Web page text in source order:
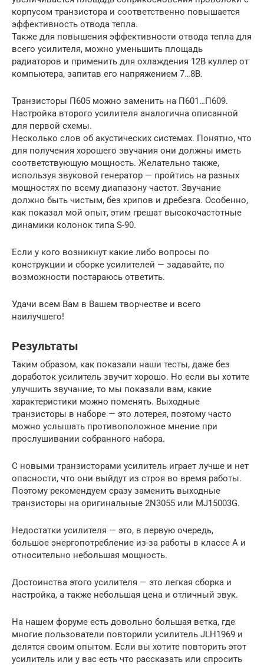
корпусом транзистора и соответственно повышается
эффективность отвода тепла.
Также для повышения эффективности отвода тепла для
всего усилителя, можно уменьшить площадь
радиаторов и применить для охлаждения 12В куллер от
компьютера, запитав его напряжением 7…8В.
Транзисторы П605 можно заменить на П601…П609.
Настройка второго усилителя аналогична описанной
для первой схемы.
Несколько слов об акустических системах. Понятно, что
для получения хорошего звучания они должны иметь
соответствующую мощность. Желательно также,
используя звуковой генератор — пройтись на разных
мощностях по всему диапазону частот. Звучание
должно быть чистым, без хрипов и дребезга. Особенно,
как показал мой опыт, этим грешат высокочастотные
динамики колонок типа S-90.
Если у кого возникнут какие либо вопросы по
конструкции и сборке усилителей — задавайте, по
возможности постараюсь ответить.
Удачи всем Вам в Вашем творчестве и всего
наилучшего!
Результаты
Таким образом, как показали наши тесты, даже без
доработок усилитель звучит хорошо. Но если вы хотите
улучшить звучание, то мы показали вам, какие
характеристики можно поменять. Выходные
транзисторы в наборе — это лотерея, поэтому часто
можно услышать противоположное мнение при
прослушивании собранного набора.
С новыми транзисторами усилитель играет лучше и нет
опасности, что они выйдут из строя во время работы.
Поэтому рекомендуем сразу заменить выходные
транзисторы на оригинальные 2N3055 или MJ15003G.
Недостатки усилителя — это, в первую очередь,
большое энергопотребление из-за работы в классе А и
относительно небольшая мощность.
Достоинства этого усилителя — это легкая сборка и
настройка, а также небольшая цена и отличный звук.
На нашем форуме есть довольно большая ветка, где
многие пользователи повторили усилитель JLH1969 и
делятся своим опытом. Если вы хотите повторить этот
усилитель или у вас есть что рассказать или спросить